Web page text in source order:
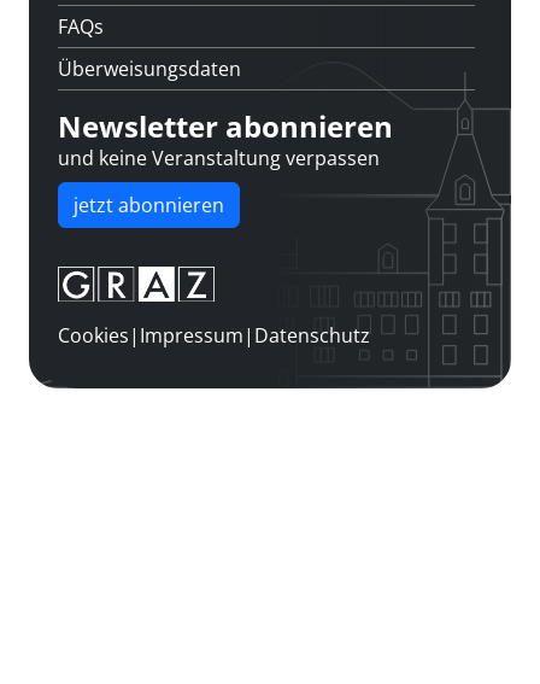
FAQs
Überweisungsdaten
Newsletter abonnieren
und keine Veranstaltung verpassen
jetzt abonnieren
Cookies| Impressum| Datenschutz